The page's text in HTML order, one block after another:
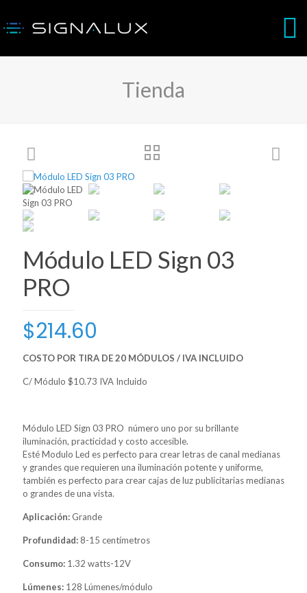
Tienda
Módulo LED Sign 03
PRO
$214.60
COSTO POR TIRA DE 20 MÓDULOS / IVA INCLUIDO
C/ Módulo $10.73 IVA Incluido
Módulo LED Sign 03 PRO número uno por su brillante
iluminación, practicidad y costo accesible.
Esté Modulo Led es perfecto para crear letras de canal medianas
y grandes que requieren una iluminación potente y uniforme,
también es perfecto para crear cajas de luz publicitarias medianas
o grandes de una vista.
Aplicación:Grande
Profundidad: 8-15 centímetros
Consumo: 1.32 watts-12V
Lúmenes: 128 Lúmenes/módulo